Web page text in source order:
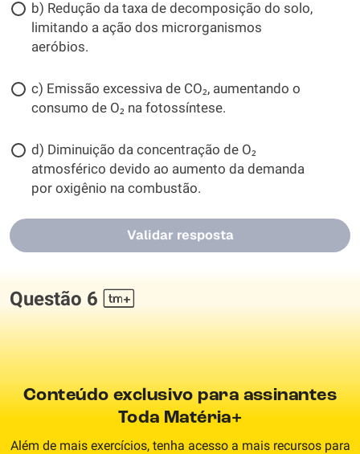
b) Redução da taxa de decomposição do solo,
limitando a ação dos microrganismos
aeróbios.
c) Emissão excessiva de CO₂, aumentando o
consumo de O₂ na fotossíntese.
d) Diminuição da concentração de O₂
atmosférico devido ao aumento da demanda
por oxigênio na combustão.
Validar resposta
Questão 6
Conteúdo exclusivo para assinantes
Toda Matéria+
Além de mais exercícios, tenha acesso a mais recursos para